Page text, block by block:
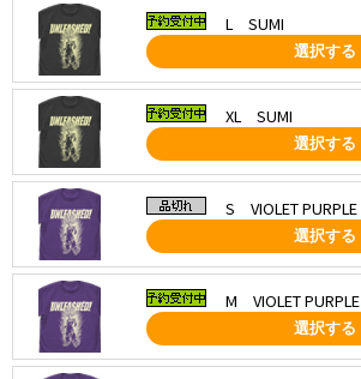
L SUMI
選択する
XL SUMI
選択する
S VIOLET PURPLE
選択する
M VIOLET PURPLE
選択する